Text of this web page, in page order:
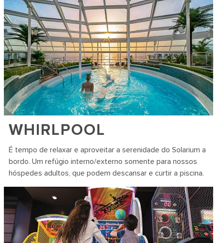
WHIRLPOOL
É tempo de relaxar e aproveitar a serenidade do Solarium a
bordo. Um refúgio interno/externo somente para nossos
hóspedes adultos, que podem descansar e curtir a piscina.